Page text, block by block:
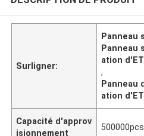
Surligner:
Panneau
Panneau
ation
,
Panneau
ation
Capacité d'approv
isionnement